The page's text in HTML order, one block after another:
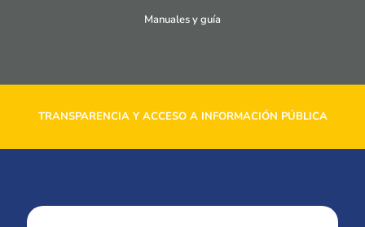
Manuales y guía
TRANSPARENCIA Y ACCESO A INFORMACIÓN PÚBLICA